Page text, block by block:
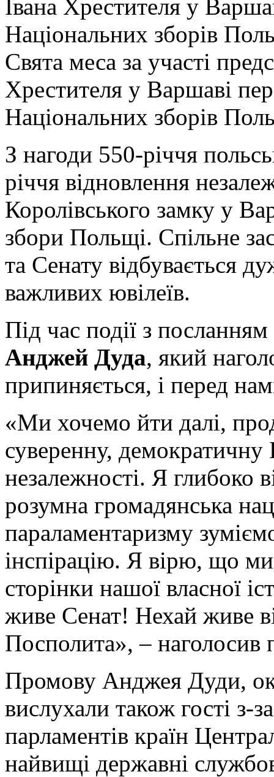
Свята меса за участі
Хрестителя у Варшаві
Національних зборів
З нагоди 550-річчя
річчя відновлення
Королівського замку у
збори Польщі. Спільне
та Сенату відбувається
важливих ювілеїв.
Під час події з
Анджей Дуда, який
припиняється, і перед
«Ми хочемо йти далі,
суверенну,
незалежності. Я глибоко
розумна громадянська
параламентаризму
інспірацію. Я вірю, що
сторінки нашої власної
живе Сенат! Нехай живе
Посполита», – наголосив
Промову Анджея Дуди,
вислухали також гості з-
парламентів країн
найвищі державні